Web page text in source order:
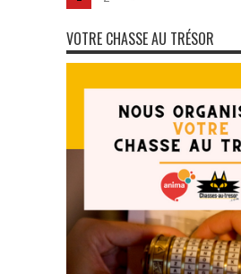
VOTRE CHASSE AU TRÉSOR